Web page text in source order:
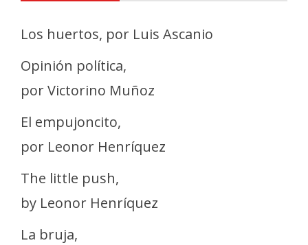
Los huertos, por Luis Ascanio
Opinión política,
por Victorino Muñoz
El empujoncito,
por Leonor Henríquez
The little push,
by Leonor Henríquez
La bruja,